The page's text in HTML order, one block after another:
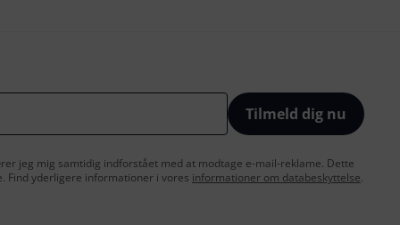
Tilmeld dig nu
jeg mig samtidig indforstået med at modtage e-mail-reklame. Dette
Find yderligere informationer i vores informationer om databeskyttelse.